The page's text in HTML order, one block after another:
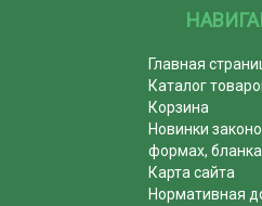
Главная
Каталог
Корзина
Новинки
формах,
Карта сайта
Нормативная